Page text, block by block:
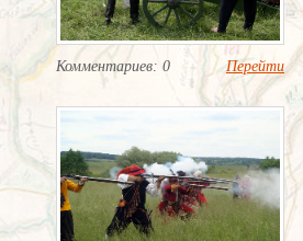
Комментариев: 0 Перейти